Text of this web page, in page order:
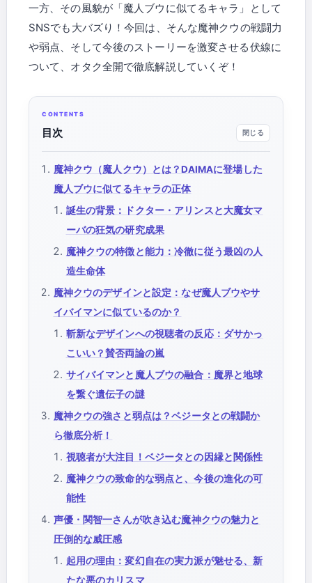
一方、その風貌が「魔人ブウに似てるキャラ」として
SNSでも大バズり！今回は、そんな魔神クウの戦闘力
や弱点、そして今後のストーリーを激変させる伏線に
ついて、オタク全開で徹底解説していくぞ！
目次
魔神クウ（魔人クウ）とは？DAIMAに登場した
魔人ブウに似てるキャラの正体
誕生の背景：ドクター・アリンスと大魔女マ
ーバの狂気の研究成果
魔神クウの特徴と能力：冷徹に従う最凶の人
造生命体
魔神クウのデザインと設定：なぜ魔人ブウやサ
イバイマンに似ているのか？
斬新なデザインへの視聴者の反応：ダサかっ
こいい？賛否両論の嵐
サイバイマンと魔人ブウの融合：魔界と地球
を繋ぐ遺伝子の謎
魔神クウの強さと弱点は？ベジータとの戦闘か
ら徹底分析！
視聴者が大注目！ベジータとの因縁と関係性
魔神クウの致命的な弱点と、今後の進化の可
能性
声優・関智一さんが吹き込む魔神クウの魅力と
圧倒的な威圧感
起用の理由：変幻自在の実力派が魅せる、新
たな悪のカリスマ